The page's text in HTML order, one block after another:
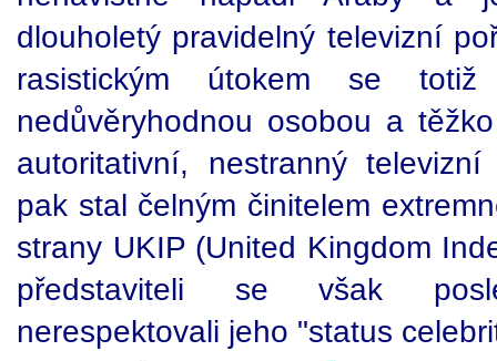
dlouholetý pravidelný televizní
rasistickým útokem se
nedůvěryhodnou osobou a
autoritativní, nestranný
pak stal čelným činitelem
strany UKIP (United Kingdom
představiteli se však
nerespektovali jeho "status